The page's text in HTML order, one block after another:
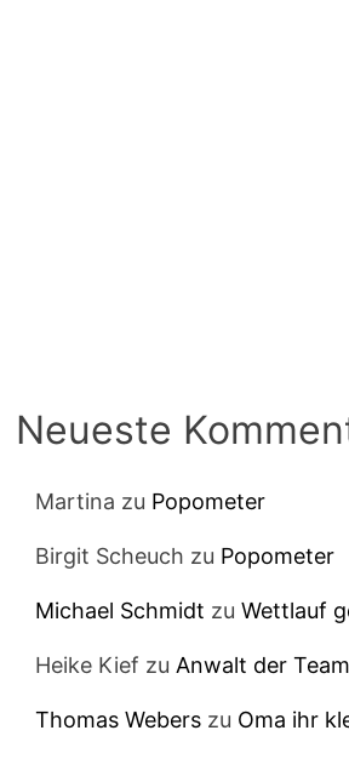
Neueste
Martina zu Popometer
Birgit Scheuch zu Popometer
Michael Schmidt zuWettlauf
Heike Kief zuAnwalt der
Thomas Webers zu Oma ihr